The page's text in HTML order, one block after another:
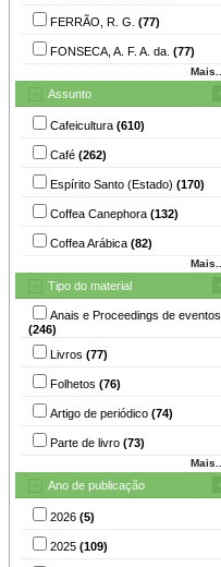
FERRÃO, R. G. (77)
FONSECA, A. F. A. da. (77)
Mais...
Assunto
Cafeicultura (610)
Café (262)
Espírito Santo (Estado) (170)
Coffea Canephora (132)
Coffea Arábica (82)
Mais...
Tipo do material
Anais e Proceedings de eventos
(246)
Livros (77)
Folhetos (76)
Artigo de periódico (74)
Parte de livro (73)
Mais...
Ano de publicação
2026 (5)
2025 (109)